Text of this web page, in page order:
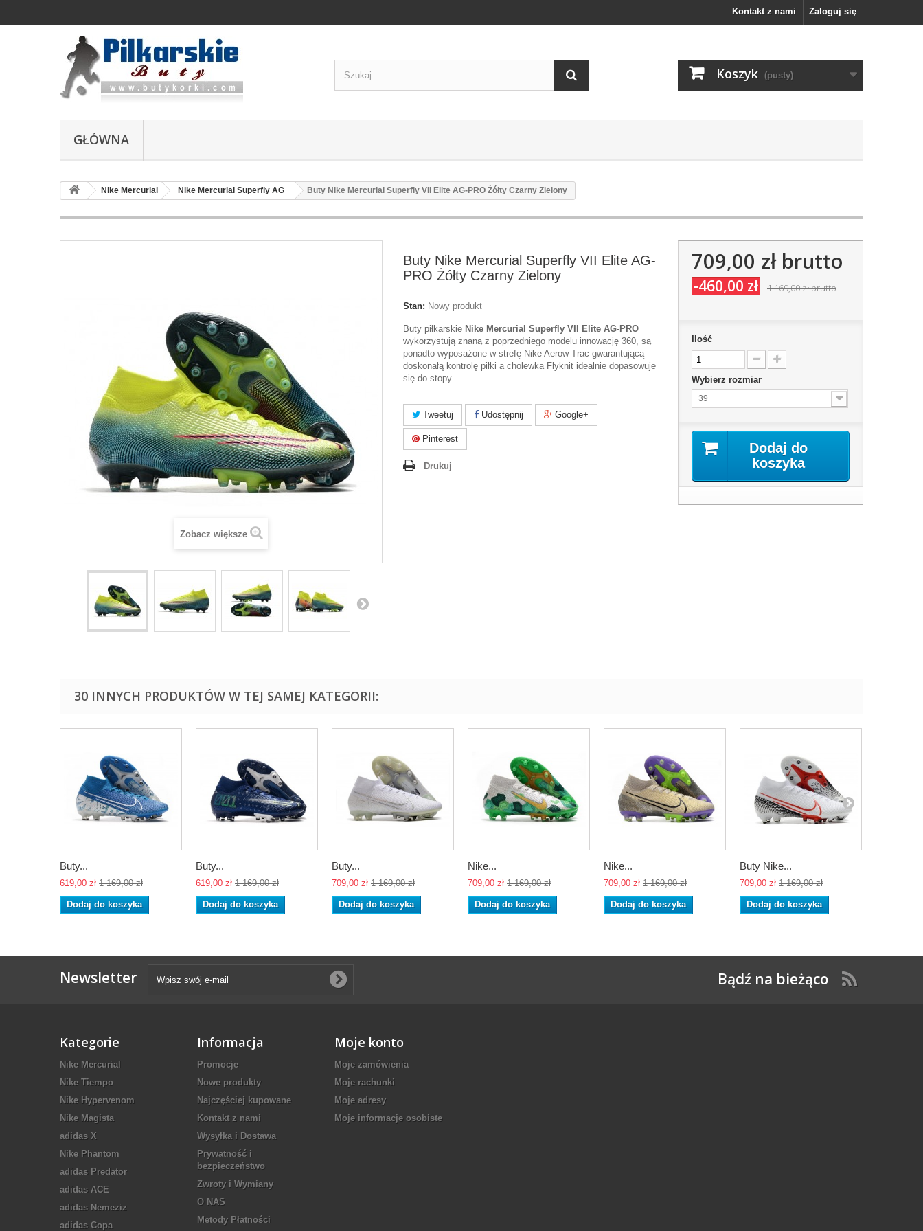
Zaloguj się
Kontakt z nami
Koszyk (pusty)
GŁÓWNA
Nike Mercurial Nike Mercurial Superfly AG Buty Nike Mercurial Superfly VII Elite AG-PRO Żółty Czarny Zielony
Zobacz większe
Buty Nike Mercurial Superfly VII Elite AG-
PRO Żółty Czarny Zielony
Stan: Nowy produkt
Buty piłkarskie Nike Mercurial Superfly VII Elite AG-PRO
wykorzystują znaną z poprzedniego modelu innowację 360, są
ponadto wyposażone w strefę Nike Aerow Trac gwarantującą
doskonałą kontrolę piłki a cholewka Flyknit idealnie dopasowuje
się do stopy.
Tweetuj Udostępnij Google+
Pinterest
Drukuj
709,00 złbrutto
-460,00 zł 1 169,00 złbrutto
Ilość
Wybierz rozmiar
39
Dodaj do
koszyka
30 INNYCH PRODUKTÓW W TEJ SAMEJ KATEGORII:
Buty...
619,00 zł 1 169,00 zł
Dodaj do koszyka
Buty...
619,00 zł 1 169,00 zł
Dodaj do koszyka
Buty...
709,00 zł 1 169,00 zł
Dodaj do koszyka
Nike...
709,00 zł 1 169,00 zł
Dodaj do koszyka
Nike...
709,00 zł 1 169,00 zł
Dodaj do koszyka
Buty Nike...
709,00 zł 1 169,00 zł
Dodaj do koszyka
Newsletter Bądź na bieżąco
Kategorie
Nike Mercurial
Nike Tiempo
Nike Hypervenom
Nike Magista
adidas X
Nike Phantom
adidas Predator
adidas ACE
adidas Nemeziz
adidas Copa
Informacja
Promocje
Nowe produkty
Najczęściej kupowane
Kontakt z nami
Wysyłka i Dostawa
Prywatność i
bezpieczeństwo
Zwroty i Wymiany
O NAS
Metody Płatności
Moje konto
Moje zamówienia
Moje rachunki
Moje adresy
Moje informacje osobiste